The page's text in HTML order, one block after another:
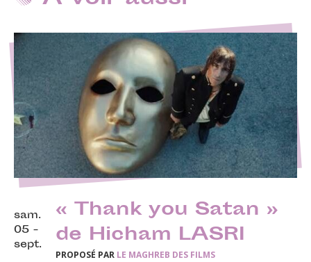
sam.
05 -
sept.
« Thank you Satan »
de Hicham LASRI
PROPOSÉ PAR LE MAGHREB DES FILMS